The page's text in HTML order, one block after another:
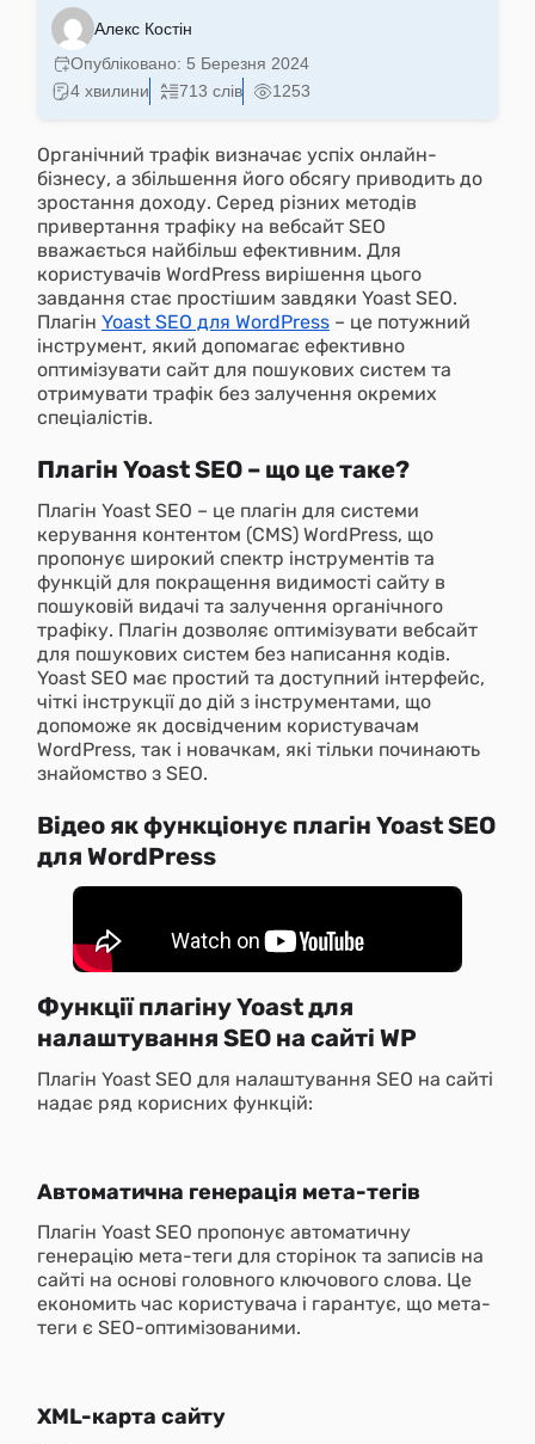
Алекс Костін
4 хвилини 713 слів 1253
Опубліковано: 5 Березня 2024
Органічний трафік визначає успіх онлайн-
бізнесу, а збільшення його обсягу приводить до
зростання доходу. Серед різних методів
привертання трафіку на вебсайт SEO
вважається найбільш ефективним. Для
користувачів WordPress вирішення цього
завдання стає простішим завдяки Yoast SEO.
Плагін Yoast SEO для WordPress – це потужний
інструмент, який допомагає ефективно
оптимізувати сайт для пошукових систем та
отримувати трафік без залучення окремих
спеціалістів.
Плагін Yoast SEO – що це таке?
Плагін Yoast SEO – це плагін для системи
керування контентом (CMS) WordPress, що
пропонує широкий спектр інструментів та
функцій для покращення видимості сайту в
пошуковій видачі та залучення органічного
трафіку. Плагін дозволяє оптимізувати вебсайт
для пошукових систем без написання кодів.
Yoast SEO має простий та доступний інтерфейс,
чіткі інструкції до дій з інструментами, що
допоможе як досвідченим користувачам
WordPress, так і новачкам, які тільки починають
знайомство з SEO.
Відео як функціонує плагін Yoast SEO
для WordPress
запропоноване YouTube-відео
Функції плагіну Yoast для
налаштування SEO на сайті WP
Плагін Yoast SEO для налаштування SEO на сайті
надає ряд корисних функцій:
Автоматична генерація мета-тегів
Плагін Yoast SEO пропонує автоматичну
генерацію мета-теги для сторінок та записів на
сайті на основі головного ключового слова. Це
економить час користувача і гарантує, що мета-
теги є SEO-оптимізованими.
XML-карта сайту
Як самостійно налаштувати плагін Yoast SEO для
WordPress
Як налаштувати плагін Yoast SEO для WordPress
Питання-відповіді про плагін Yoast SEO для
WordPress